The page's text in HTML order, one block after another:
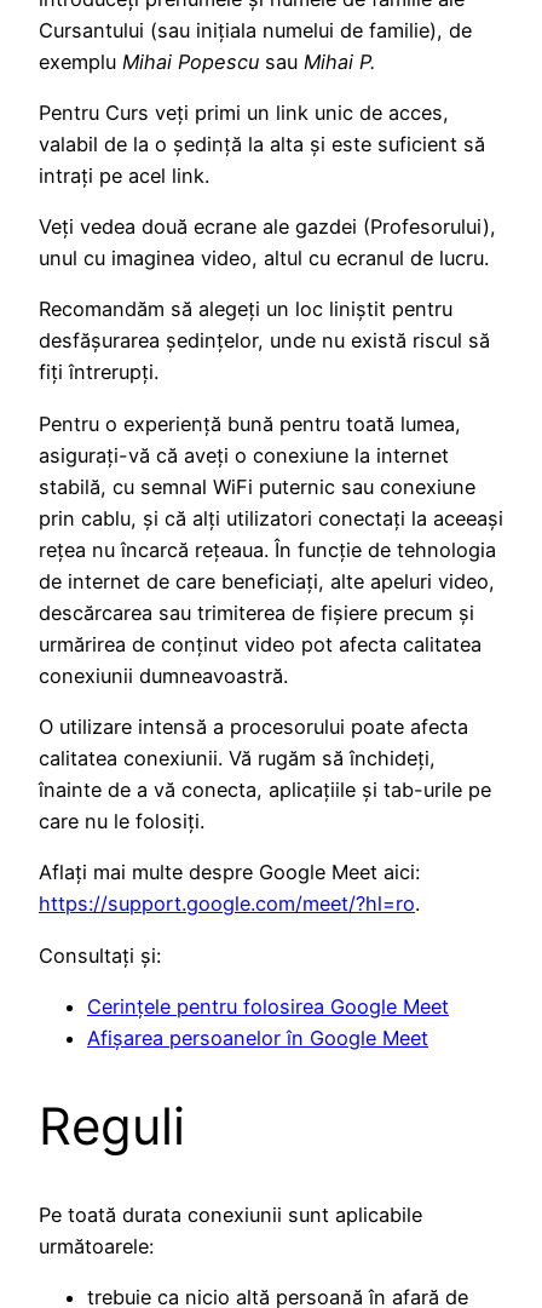
Cursantului (sau inițiala numelui de familie), de
exemplu Mihai Popescu sau Mihai P.
Pentru Curs veți primi un link unic de acces,
valabil de la o ședință la alta și este suficient să
intrați pe acel link.
Veți vedea două ecrane ale gazdei (Profesorului),
unul cu imaginea video, altul cu ecranul de lucru.
Recomandăm să alegeți un loc liniștit pentru
desfășurarea ședințelor, unde nu există riscul să
fiți întrerupți.
Pentru o experiență bună pentru toată lumea,
asigurați-vă că aveți o conexiune la internet
stabilă, cu semnal WiFi puternic sau conexiune
prin cablu, și că alți utilizatori conectați la aceeași
rețea nu încarcă rețeaua. În funcție de tehnologia
de internet de care beneficiați, alte apeluri video,
descărcarea sau trimiterea de fișiere precum și
urmărirea de conținut video pot afecta calitatea
conexiunii dumneavoastră.
O utilizare intensă a procesorului poate afecta
calitatea conexiunii. Vă rugăm să închideți,
înainte de a vă conecta, aplicațiile și tab-urile pe
care nu le folosiți.
Aflați mai multe despre Google Meet aici:
https://support.google.com/meet/?hl=ro.
Consultați și:
Cerințele pentru folosirea Google Meet
Afișarea persoanelor în Google Meet
Reguli
Pe toată durata conexiunii sunt aplicabile
următoarele:
trebuie ca nicio altă persoană în afară de